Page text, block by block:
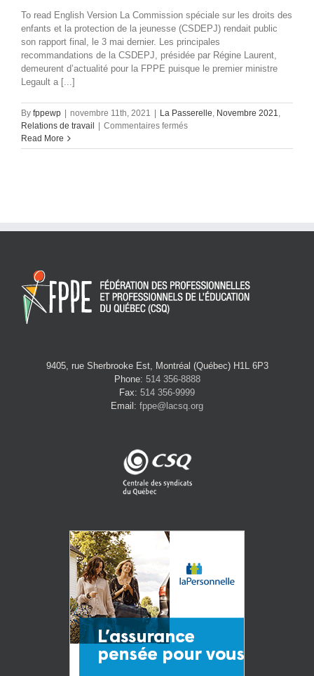
To read English Version La Commission spéciale sur les droits des
enfants et la protection de la jeunesse (CSDEPJ) rendait public
son rapport final, le 3 mai dernier. Les principales
recommandations de la CSDEPJ, présidée par Régine Laurent,
demeurent d’actualité pour la FPPE puisque le premier ministre
Legault a [...]
By fppewp | novembre 11th, 2021 | La Passerelle Novembre 2021
Relations de travail | Commentaires ferméssur
Laurent
du
premier
Read More
9405, rue Sherbrooke Est, Montréal (Québec) H1L 6P3
Phone: 514 356-8888
Fax: 514 356-9999
Email: fppe@lacsq.org